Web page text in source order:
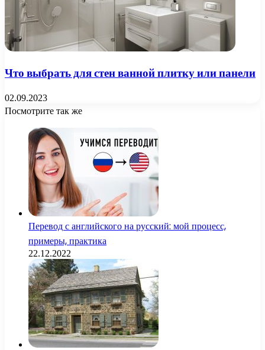
Что выбрать для стен ванной плитку или панели
02.09.2023
Посмотрите так же
Перевод с английского на русский: мой процесс,
примеры, практика
22.12.2022